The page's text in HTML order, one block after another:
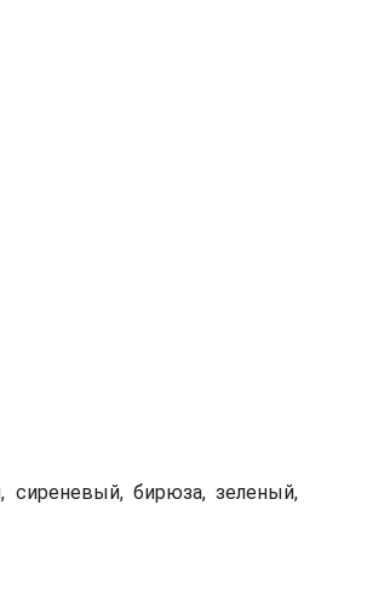
сиреневый, бирюза, зеленый,